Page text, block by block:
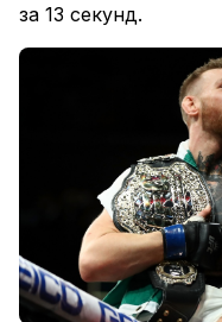
за 13 секунд.